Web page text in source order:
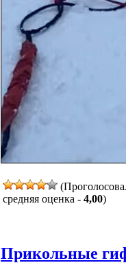
средняя оценка - 4,00)
Прикольные